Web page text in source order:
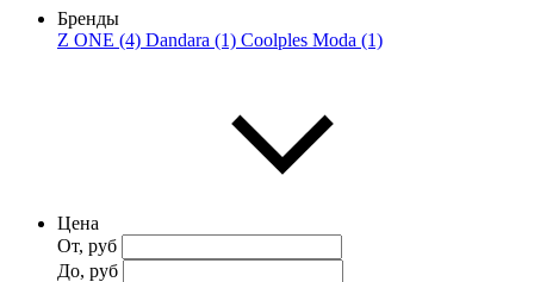
Бренды
Z ONE (4) Dandara (1) Coolples Moda (1)
Цена
От, руб
До, руб